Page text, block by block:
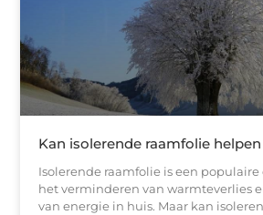
Kan isolerende raamfolie
Isolerende raamfolie is een populaire
het verminderen van warmteverlies
van energie in huis. Maar kan